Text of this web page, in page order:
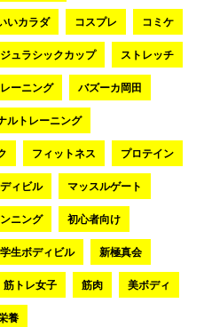
いカラダ コスプレ コミケ
ジュラシックカップ ストレッチ
レーニング バズーカ岡田
ルトレーニング
フィットネス プロテイン
ィビル マッスルゲート
ニング 初心者向け
学生ボディビル 新極真会
筋トレ女子 筋肉 美ボディ
養